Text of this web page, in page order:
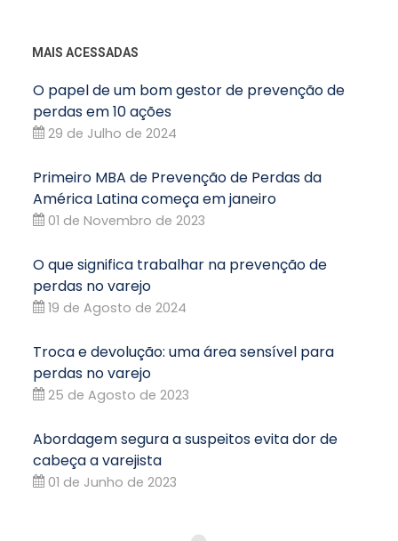
MAIS ACESSADAS
O papel de um bom gestor de prevenção de
perdas em 10 ações
29 de Julho de 2024
Primeiro MBA de Prevenção de Perdas da
América Latina começa em janeiro
01 de Novembro de 2023
O que significa trabalhar na prevenção de
perdas no varejo
19 de Agosto de 2024
Troca e devolução: uma área sensível para
perdas no varejo
25 de Agosto de 2023
Abordagem segura a suspeitos evita dor de
cabeça a varejista
01 de Junho de 2023